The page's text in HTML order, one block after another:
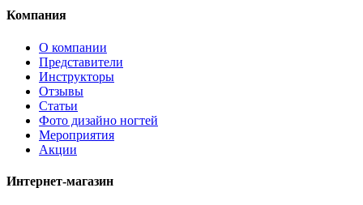
Компания
О компании
Представители
Инструкторы
Отзывы
Статьи
Фото дизайно ногтей
Мероприятия
Акции
Интернет-магазин